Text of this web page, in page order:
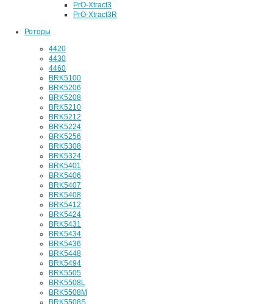
PrO-Xtract3
PrO-Xtract3R
Роторы
4420
4430
4460
BRK5100
BRK5206
BRK5208
BRK5210
BRK5212
BRK5224
BRK5256
BRK5308
BRK5324
BRK5401
BRK5406
BRK5407
BRK5408
BRK5412
BRK5424
BRK5431
BRK5434
BRK5436
BRK5448
BRK5494
BRK5505
BRK5508L
BRK5508M
BRK5508S